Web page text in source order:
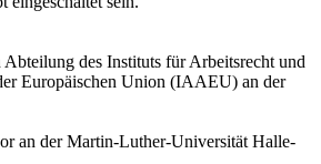
des Instituts für Arbeitsrecht und
Europäischen Union (IAAEU) an der
an der Martin-Luther-Universität Halle-